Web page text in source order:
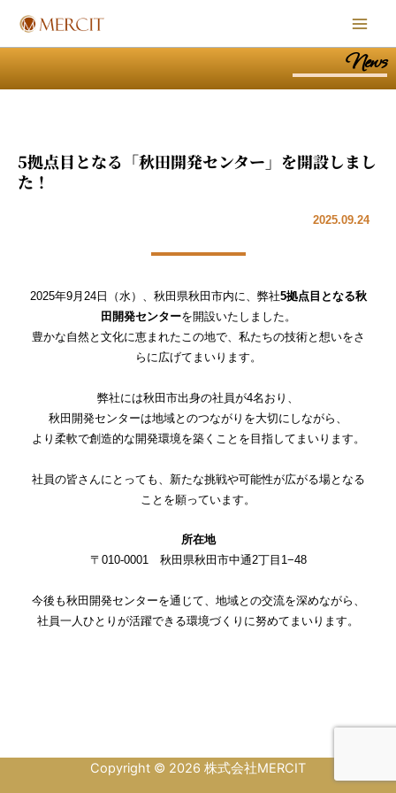
を
キ
Main
News
5拠点目となる「秋田開発センター」を開設しまし
た！
2025.09.24
2025年9月24日（水）、秋田県秋田市内に、弊社5拠点目となる秋
田開発センターを開設いたしました。
豊かな自然と文化に恵まれたこの地で、私たちの技術と想いをさ
らに広げてまいります。
弊社には秋田市出身の社員が4名おり、
秋田開発センターは地域とのつながりを大切にしながら、
より柔軟で創造的な開発環境を築くことを目指してまいります。
社員の皆さんにとっても、新たな挑戦や可能性が広がる場となる
ことを願っています。
所在地
〒010-0001 秋田県秋田市中通2丁目1−48
今後も秋田開発センターを通じて、地域との交流を深めながら、
社員一人ひとりが活躍できる環境づくりに努めてまいります。
Copyright © 2026 株式会社MERCIT